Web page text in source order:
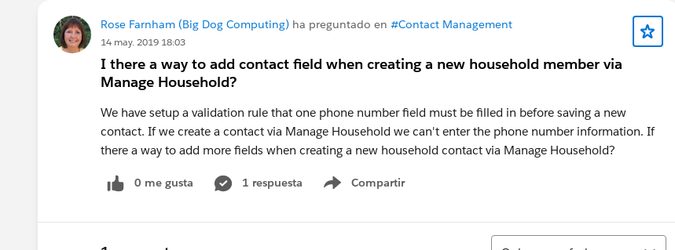
Rose Farnham (Big Dog Computing) ha preguntado en #Contact Management
14 may. 2019 18:03
I there a way to add contact field when creating a new household member via
Manage Household?
We have setup a validation rule that one phone number field must be filled in before saving a new
contact. If we create a contact via Manage Household we can't enter the phone number information. If
there a way to add more fields when creating a new household contact via Manage Household?
0 me gusta 1 respuesta Compartir
Show menu
Ordenar